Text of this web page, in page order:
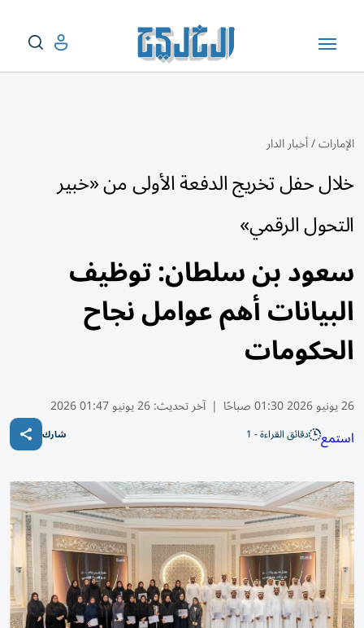
الإمارات/أخبار الدار
خلال حفل تخريج الدفعة الأولى من «خبير
التحول الرقمي»
سعود بن سلطان: توظيف
البيانات أهم عوامل نجاح
الحكومات
26 يونيو 2026 01:30 صباحًا | آخر تحديث:26 يونيو 01:47 2026
استمع دقائق القراءة - 1 شارك